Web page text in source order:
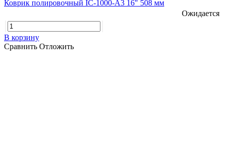
Коврик полировочный IC-1000-A3 16" 508 мм
Ожидается
В корзину
Сравнить Отложить